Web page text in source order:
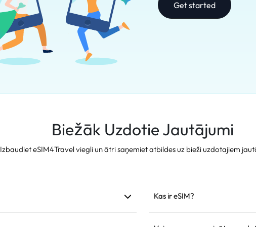
Get started
Biežāk Uzdotie Jautājumi
Izbaudiet eSIM4Travel viegli un ātri saņemiet atbildes uz bieži uzdotajiem
Kas ir eSIM?